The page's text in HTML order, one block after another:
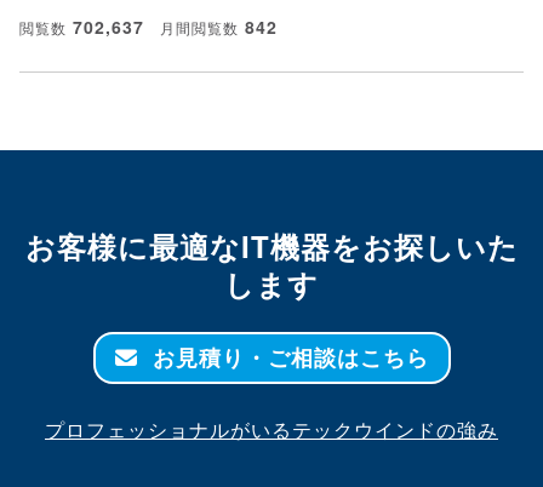
閲覧数 702,637 月間閲覧数 842
お客様に最適なIT機器をお探しいた
します
お見積り・ご相談はこちら
プロフェッショナルがいるテックウインドの強み